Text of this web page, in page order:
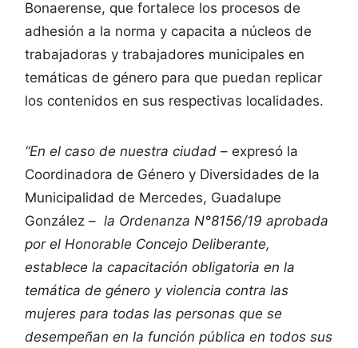
Bonaerense, que fortalece los procesos de
adhesión a la norma y capacita a núcleos de
trabajadoras y trabajadores municipales en
temáticas de género para que puedan replicar
los contenidos en sus respectivas localidades.
“En el caso de nuestra ciudad – expresó la
Coordinadora de Género y Diversidades de la
Municipalidad de Mercedes, Guadalupe
González – la Ordenanza N°8156/19 aprobada
por el Honorable Concejo Deliberante,
establece la capacitación obligatoria en la
temática de género y violencia contra las
mujeres para todas las personas que se
desempeñan en la función pública en todos sus